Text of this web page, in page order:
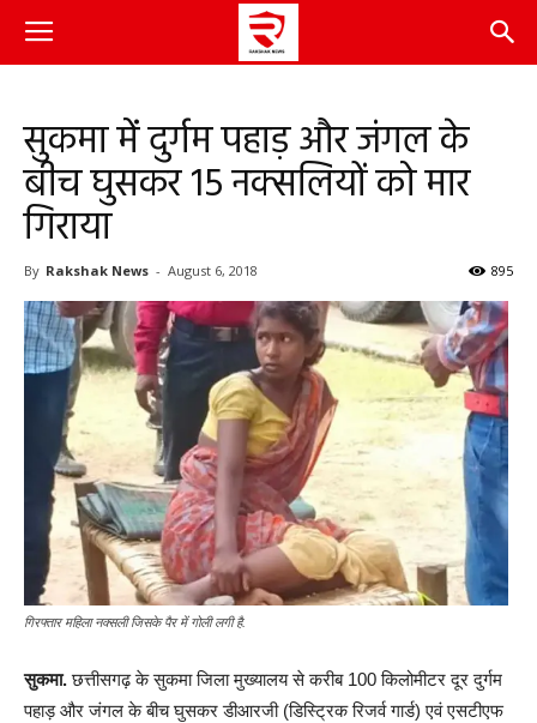
सुकमा में दुर्गम पहाड़ और जंगल के
बीच घुसकर 15 नक्सलियों को मार
गिराया
By Rakshak News - August 6, 2018 895
गिरफ्तार महिला नक्सली जिसके पैर में गोली लगी है.
सुकमा.छत्तीसगढ़ के सुकमा जिला मुख्यालय से करीब 100 किलोमीटर दूर दुर्गम
पहाड़ और जंगल के बीच घुसकर डीआरजी (डिस्ट्रिक रिजर्व गार्ड) एवं एसटीएफ